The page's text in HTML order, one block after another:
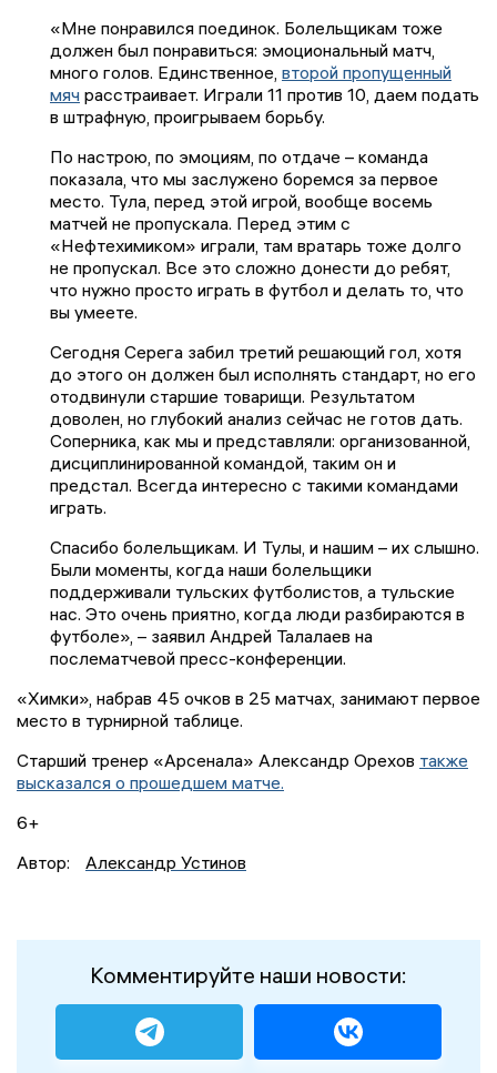
«Мне понравился поединок. Болельщикам тоже
должен был понравиться: эмоциональный матч,
много голов. Единственное, второй пропущенный
мяч расстраивает. Играли 11 против 10, даем подать
в штрафную, проигрываем борьбу.
По настрою, по эмоциям, по отдаче – команда
показала, что мы заслужено боремся за первое
место. Тула, перед этой игрой, вообще восемь
матчей не пропускала. Перед этим с
«Нефтехимиком» играли, там вратарь тоже долго
не пропускал. Все это сложно донести до ребят,
что нужно просто играть в футбол и делать то, что
вы умеете.
Сегодня Серега забил третий решающий гол, хотя
до этого он должен был исполнять стандарт, но его
отодвинули старшие товарищи. Результатом
доволен, но глубокий анализ сейчас не готов дать.
Соперника, как мы и представляли: организованной,
дисциплинированной командой, таким он и
предстал. Всегда интересно с такими командами
играть.
Спасибо болельщикам. И Тулы, и нашим – их слышно.
Были моменты, когда наши болельщики
поддерживали тульских футболистов, а тульские
нас. Это очень приятно, когда люди разбираются в
футболе», – заявил Андрей Талалаев на
послематчевой пресс-конференции.
«Химки», набрав 45 очков в 25 матчах, занимают первое
место в турнирной таблице.
Старший тренер «Арсенала» Александр Орехов также
высказался о прошедшем матче.
6+
Автор:
Александр Устинов
Комментируйте наши новости: